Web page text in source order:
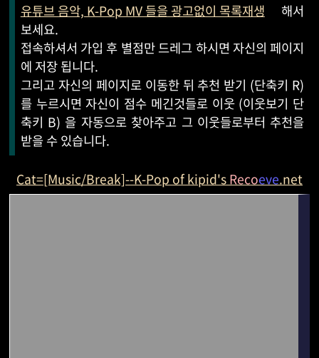
유튜브 음악, K-Pop MV 들을 광고없이 목록재생 해서
보세요.
접속하셔서 가입 후 별점만 드레그 하시면 자신의 페이지
에 저장 됩니다.
그리고 자신의 페이지로 이동한 뒤 추천 받기 (단축키 R)
를 누르시면 자신이 점수 메긴것들로 이웃 (이웃보기 단
축키 B) 을 자동으로 찾아주고 그 이웃들로부터 추천을
받을 수 있습니다.
Cat=[Music/Break]--K-Pop of kipid'sRecoeve.net